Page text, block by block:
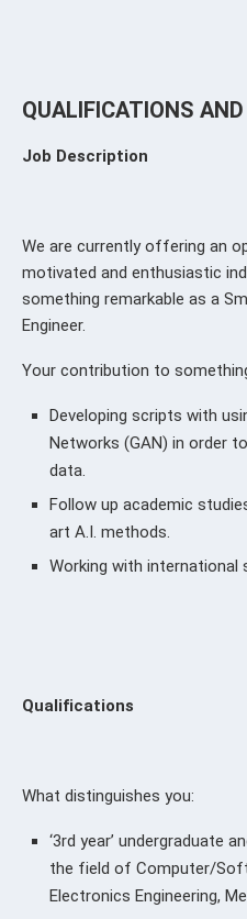
QUALIFICATIONS
Job Description
We are currently offering an
motivated and enthusiastic
something remarkable as a
Engineer.
Your contribution to
Developing scripts with
Networks (GAN) in order
data.
Follow up academic
art A.I. methods.
Working with
Qualifications
What distinguishes you:
‘3rd year’ undergraduate
the field of Computer/
Electronics Engineering,